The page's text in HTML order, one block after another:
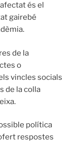
és el
gairebé
de la
o
vincles socials
de la colla
política
respostes